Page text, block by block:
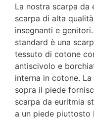
La nostra scarpa da
scarpa di alta
insegnanti e
standard è una
tessuto di cotone
antiscivolo e
interna in cotone.
sopra il piede
scarpa da euritmia
a un piede piuttosto